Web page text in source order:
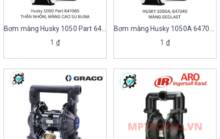
Bơm màng Husky 1050 Part 647065
1 ₫
1 ₫